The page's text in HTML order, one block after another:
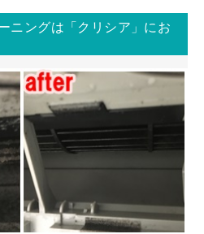
ニングは「クリシア」にお